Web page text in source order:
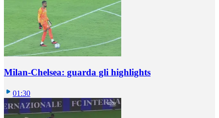
Milan-Chelsea: guarda gli highlights
01:30